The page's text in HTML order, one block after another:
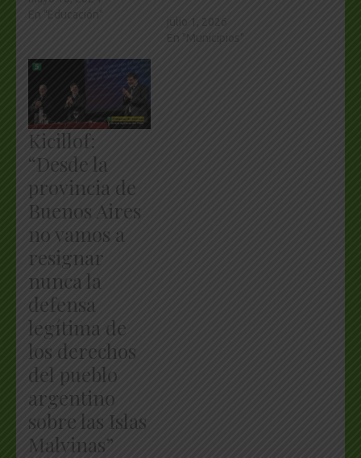
Kicillof:
“Desde la
provincia de
Buenos Aires
no vamos a
resignar
nunca la
defensa
legítima de
los derechos
del pueblo
argentino
sobre las Islas
Malvinas”